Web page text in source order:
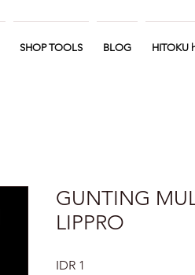
SHOP TOOLS BLOG HITOKU
GUNTING
LIPPRO
IDR 1